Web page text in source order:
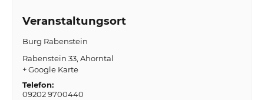
Veranstaltungsort
Burg Rabenstein
Rabenstein 33 Ahorntal
+ Google Karte
Telefon:
09202 9700440